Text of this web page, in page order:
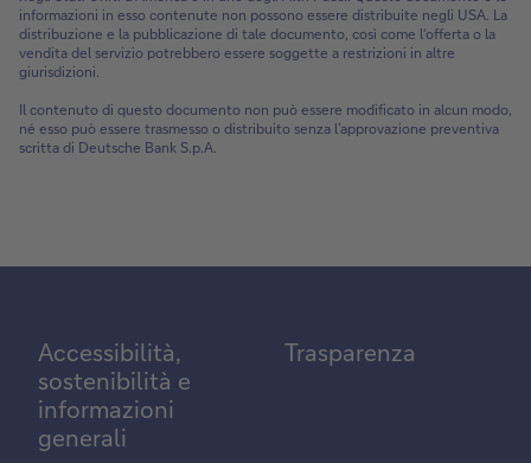
informazioni in esso contenute non possono essere distribuite negli USA. La
distribuzione e la pubblicazione di tale documento, così come l‘offerta o la
vendita del servizio potrebbero essere soggette a restrizioni in altre
giurisdizioni.
Il contenuto di questo documento non può essere modificato in alcun modo,
né esso può essere trasmesso o distribuito senza l’approvazione preventiva
scritta di Deutsche Bank S.p.A.
Accessibilità,
sostenibilità e
informazioni
generali
Trasparenza